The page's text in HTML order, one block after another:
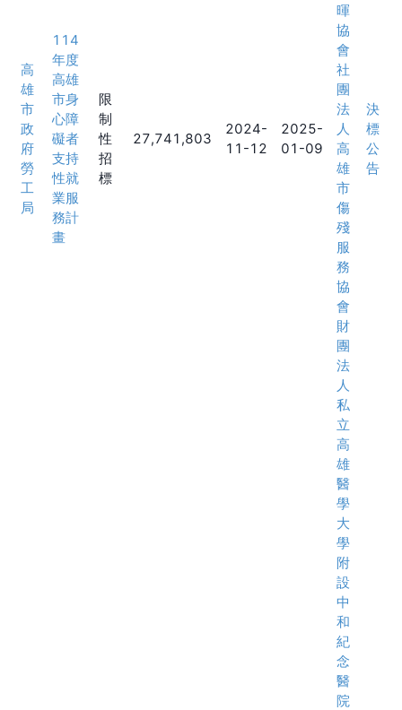
高
雄
市
政
府
勞
工
局
114
年度
高雄
市身
心障
礙者
支持
性就
業服
務計
畫
限
制
性
招
標
27,741,803
2024-
11-12
2025-
01-09
暉
協
會
社
團
法
人
高
雄
市
傷
殘
服
務
協
會
財
團
法
人
私
立
高
雄
醫
學
大
學
附
設
中
和
紀
念
醫
院
決
標
公
告